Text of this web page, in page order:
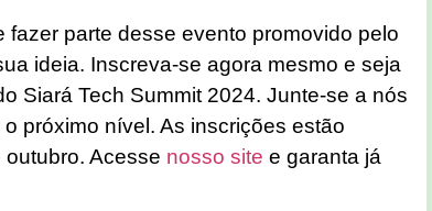
fazer parte desse evento promovido pelo
ideia. Inscreva-se agora mesmo e seja
Siará Tech Summit 2024. Junte-se a nós
próximo nível. As inscrições estão
Acesse nosso site e garanta já